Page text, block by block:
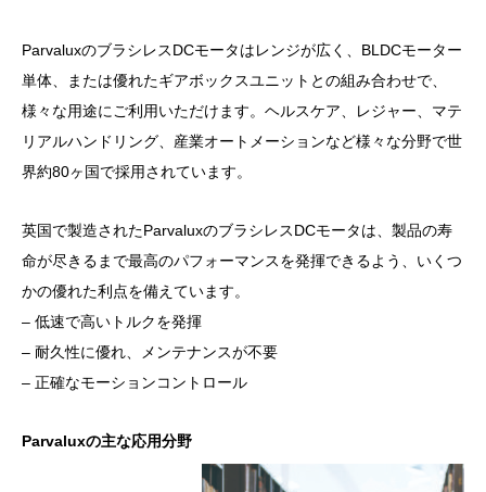
ParvaluxのブラシレスDCモータはレンジが広く、BLDCモーター
単体、または優れたギアボックスユニットとの組み合わせで、
様々な用途にご利用いただけます。ヘルスケア、レジャー、マテ
リアルハンドリング、産業オートメーションなど様々な分野で世
界約80ヶ国で採用されています。
英国で製造されたParvaluxのブラシレスDCモータは、製品の寿
命が尽きるまで最高のパフォーマンスを発揮できるよう、いくつ
かの優れた利点を備えています。
– 低速で高いトルクを発揮
– 耐久性に優れ、メンテナンスが不要
– 正確なモーションコントロール
Parvaluxの主な応用分野